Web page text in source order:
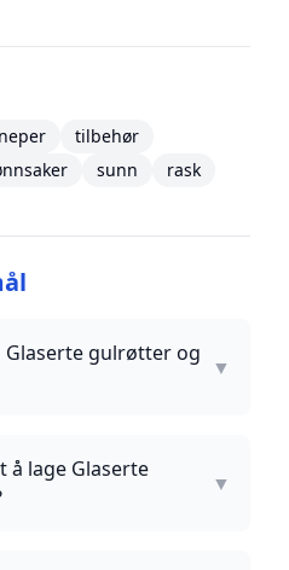
neper
tilbehør
sunn rask
gulrøtter og
▼
å lage Glaserte
▼